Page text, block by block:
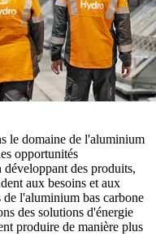
le domaine de l'aluminium
opportunités
des produits,
aux besoins et aux
l'aluminium bas carbone
des solutions d'énergie
produire de manière plus